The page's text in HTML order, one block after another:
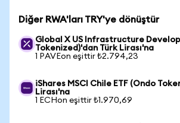
Diğer RWA'ları TRY'ye dönüştür
Global X US Infrastructure
Tokenized)'dan Türk Lirası'na
1 PAVEon eşittir ₺2.794,23
iShares MSCI Chile ETF (Ondo
Lirası'na
1 ECHon eşittir ₺1.970,69